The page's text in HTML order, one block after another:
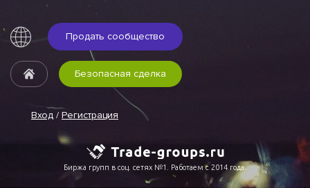
Продать сообщество
Вход / Регистрация
Безопасная сделка
Биржа групп в соц. сетях №1. Работаем с 2014 года.